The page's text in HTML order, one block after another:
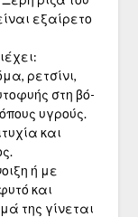
εξαίρετο
ρετσίνι,
στη βό­
υγρούς.
και
ή με
και
της γίνεται